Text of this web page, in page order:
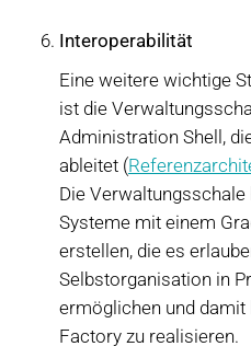
Interoperabilität
Eine weitere wichtige
ist die
Administration Shell,
ableitet (
Die
Systeme mit einem
erstellen, die es
Selbstorganisation in
ermöglichen und
Factory zu realisieren.